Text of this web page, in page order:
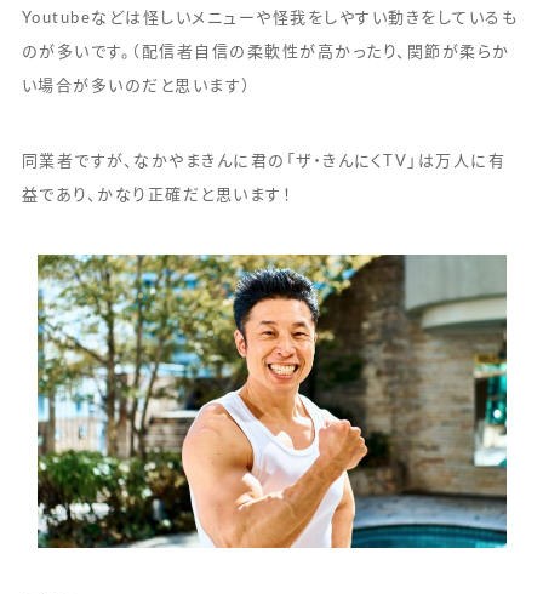
Youtubeなどは怪しいメニューや怪我をしやすい動きをしているも
のが多いです。（配信者自信の柔軟性が高かったり、関節が柔らか
い場合が多いのだと思います）
同業者ですが、なかやまきんに君の「ザ・きんにくTV」は万人に有
益であり、かなり正確だと思います！